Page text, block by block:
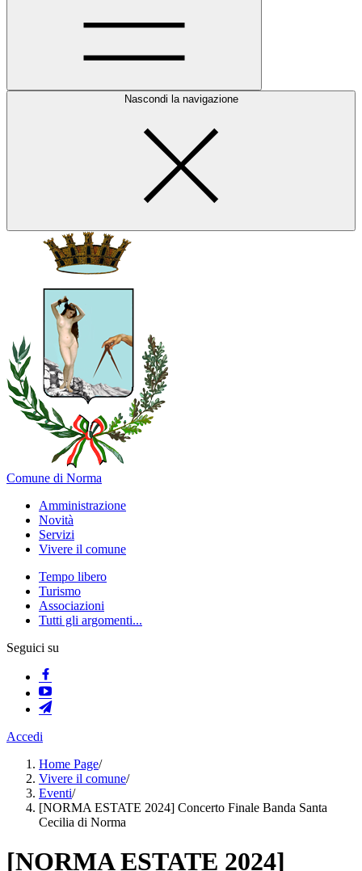
Nascondi la navigazione
Comune di Norma
Amministrazione
Novità
Servizi
Vivere il comune
Tempo libero
Turismo
Associazioni
Tutti gli argomenti...
Seguici su
Accedi
Home Page/
Vivere il comune/
Eventi/
[NORMA ESTATE 2024] Concerto Finale Banda Santa
Cecilia di Norma
[NORMA ESTATE 2024]